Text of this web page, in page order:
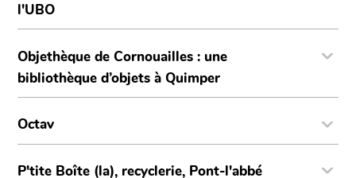
l'UBO
Objethèque de Cornouailles : une
bibliothèque d’objets à Quimper
Octav
P'tite Boîte (la), recyclerie, Pont-l'abbé